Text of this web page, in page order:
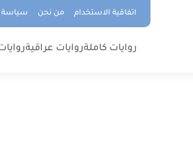
اتفاقية الاستخدام من نحن سياسة
روايات كاملةروايات عراقية